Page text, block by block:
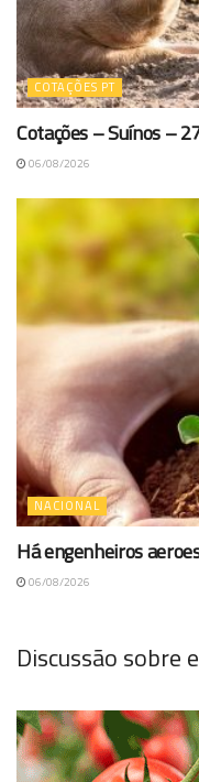
COTAÇÕES PT
Cotações – Suínos –
06/08/2026
NACIONAL
Há engenheiros
06/08/2026
Discussão sobre